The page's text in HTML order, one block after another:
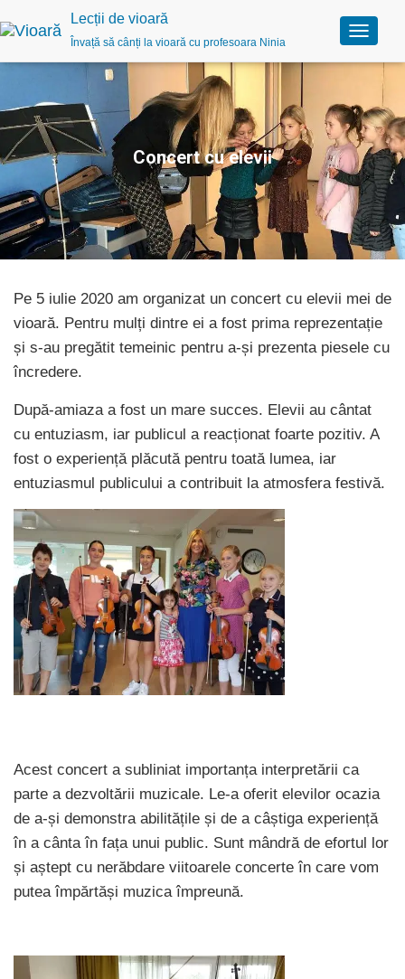
Lecții de vioară
Învață să cânți la vioară cu profesoara Ninia
C
o
t
ă
n
a
v
i
g
a
r
Concert cu elevii
Pe 5 iulie 2020 am organizat un concert cu elevii mei de
vioară. Pentru mulți dintre ei a fost prima reprezentație
și s-au pregătit temeinic pentru a-și prezenta piesele cu
încredere.
După-amiaza a fost un mare succes. Elevii au cântat
cu entuziasm, iar publicul a reacționat foarte pozitiv. A
fost o experiență plăcută pentru toată lumea, iar
entuziasmul publicului a contribuit la atmosfera festivă.
Acest concert a subliniat importanța interpretării ca
parte a dezvoltării muzicale. Le-a oferit elevilor ocazia
de a-și demonstra abilitățile și de a câștiga experiență
în a cânta în fața unui public. Sunt mândră de efortul lor
și aștept cu nerăbdare viitoarele concerte în care vom
putea împărtăși muzica împreună.